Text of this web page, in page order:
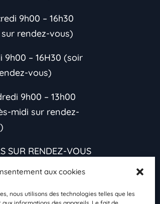
aux cookies
nous utilisons des technologies telles que les
9h00 – 16h30
rendez-vous)
9h00 – 16H30 (soir
vous)
9h00 – 13h00
midi sur rendez-
SUR RENDEZ-VOUS
est variable